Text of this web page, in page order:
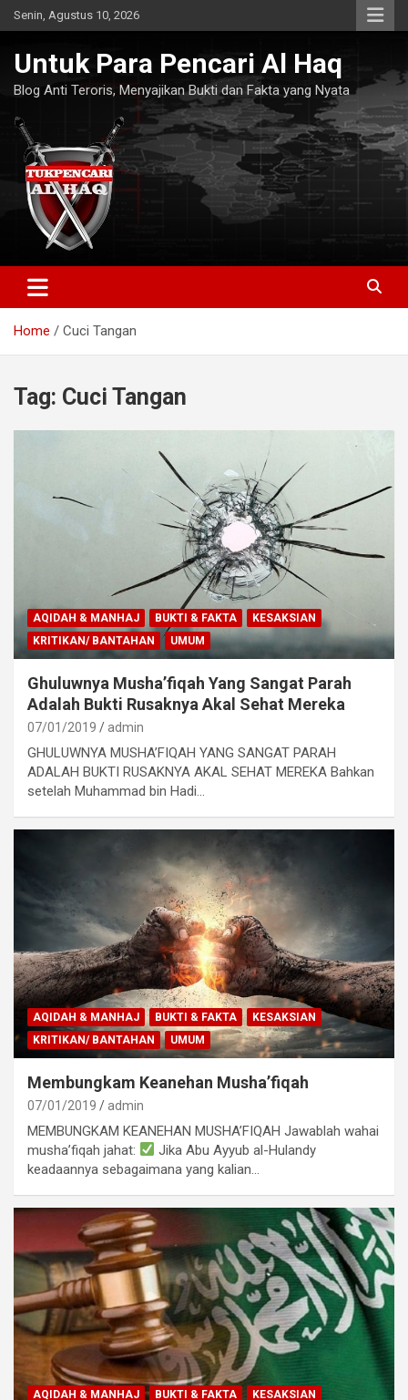
Skip
to
Senin, Agustus 10, 2026
Untuk Para Pencari Al Haq
Blog Anti Teroris, Menyajikan Bukti dan Fakta yang Nyata
Home Cuci Tangan
Tag: Cuci Tangan
AQIDAH & MANHAJ BUKTI & FAKTA
KESAKSIAN
KRITIKAN/ BANTAHAN
UMUM
Ghuluwnya Musha’fiqah Yang Sangat Parah
Adalah Bukti Rusaknya Akal Sehat Mereka
07/01/2019 admin
GHULUWNYA MUSHA’FIQAH YANG SANGAT PARAH
ADALAH BUKTI RUSAKNYA AKAL SEHAT MEREKA Bahkan
setelah Muhammad bin Hadi…
AQIDAH & MANHAJ BUKTI & FAKTA
KESAKSIAN
KRITIKAN/ BANTAHAN
UMUM
Membungkam Keanehan Musha’fiqah
07/01/2019 admin
MEMBUNGKAM KEANEHAN MUSHA’FIQAH Jawablah wahai
musha’fiqah jahat:
Jika Abu Ayyub al-Hulandy
keadaannya sebagaimana yang kalian…
AQIDAH & MANHAJ BUKTI & FAKTA
KESAKSIAN